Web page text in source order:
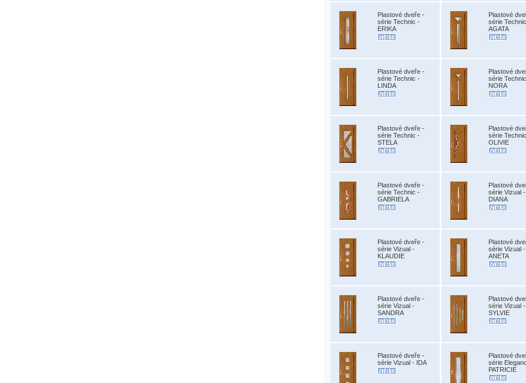
Plastové dveře -
série Technic -
ERIKA
Plastové
série
AGATA
Plastové dveře -
série Technic -
LINDA
Plastové
série
NORA
Plastové dveře -
série Technic -
STELA
Plastové
série
OLIVIE
Plastové dveře -
série Technic -
GABRIELA
Plastové
série Vizual -
DIANA
Plastové dveře -
série Vizual -
KLAUDIE
Plastové
série Vizual -
ANETA
Plastové dveře -
série Vizual -
SANDRA
Plastové
série Vizual -
SYLVIE
Plastové dveře -
série Vizual - IDA
Plastové
série
PATRICIE